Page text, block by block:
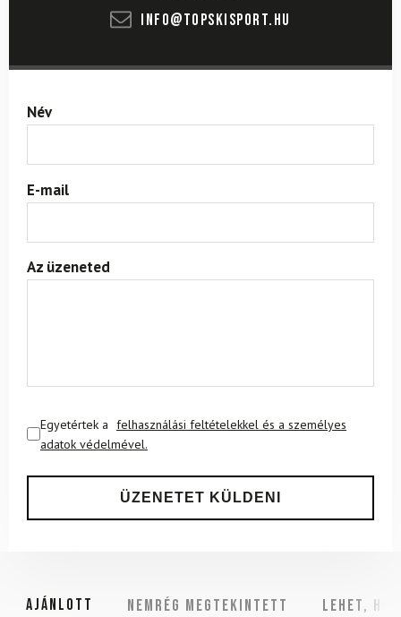
info@topskisport.hu
Név
E-mail
Az üzeneted
Egyetértek a felhasználási feltételekkel és a személyes
adatok védelmével.
Ajánlott NEMRÉG MEGTEKINTETT Lehet,